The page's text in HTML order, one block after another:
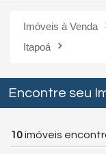
Imóveis à Venda
Itapoá
Encontre seu
10imóveis